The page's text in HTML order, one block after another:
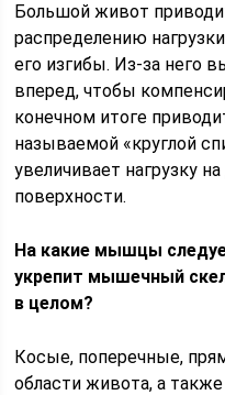
Большой живот
распределению
его изгибы. Из-за него
вперед, чтобы
конечном итоге
называемой «круглой
увеличивает нагрузку
поверхности.
На какие мышцы
укрепит мышечный
в целом?
Косые, поперечные,
области живота, а